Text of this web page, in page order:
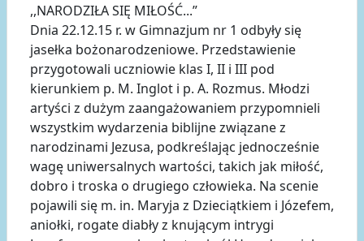
,,NARODZIŁA SIĘ MIŁOŚĆ...”
Dnia 22.12.15 r. w Gimnazjum nr 1 odbyły się
jasełka bożonarodzeniowe. Przedstawienie
przygotowali uczniowie klas I, II i III pod
kierunkiem p. M. Inglot i p. A. Rozmus. Młodzi
artyści z dużym zaangażowaniem przypomnieli
wszystkim wydarzenia biblijne związane z
narodzinami Jezusa, podkreślając jednocześnie
wagę uniwersalnych wartości, takich jak miłość,
dobro i troska o drugiego człowieka. Na scenie
pojawili się m. in. Maryja z Dzieciątkiem i Józefem,
aniołki, rogate diabły z knującym intrygi